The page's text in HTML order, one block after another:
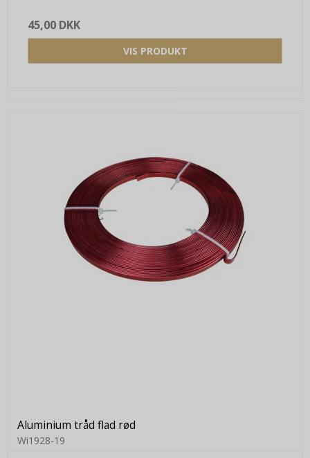
45,00 DKK
VIS PRODUKT
Aluminium tråd flad rød
Wi1928-19